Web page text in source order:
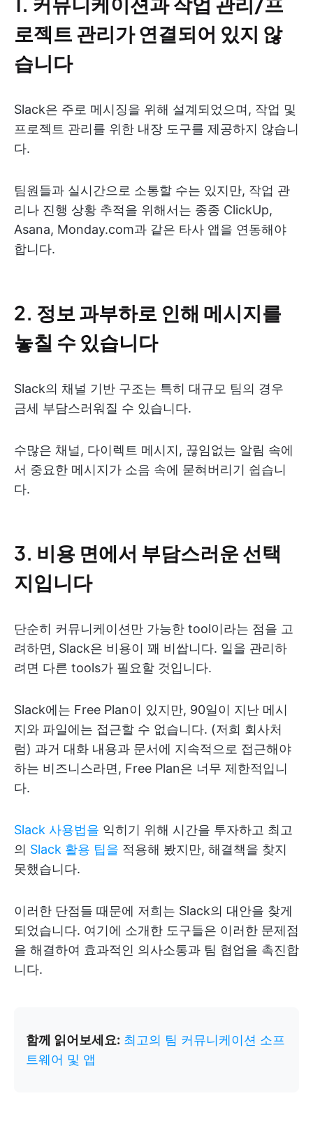
로젝트 관리가 연결되어 있지 않
습니다
Slack은 주로 메시징을 위해 설계되었으며, 작업 및
프로젝트 관리를 위한 내장 도구를 제공하지 않습니
다.
팀원들과 실시간으로 소통할 수는 있지만, 작업 관
리나 진행 상황 추적을 위해서는 종종 ClickUp,
Asana, Monday.com과 같은 타사 앱을 연동해야
합니다.
2. 정보 과부하로 인해 메시지를
놓칠 수 있습니다
Slack의 채널 기반 구조는 특히 대규모 팀의 경우
금세 부담스러워질 수 있습니다.
수많은 채널, 다이렉트 메시지, 끊임없는 알림 속에
서 중요한 메시지가 소음 속에 묻혀버리기 쉽습니
다.
3. 비용 면에서 부담스러운 선택
지입니다
단순히 커뮤니케이션만 가능한 tool이라는 점을 고
려하면, Slack은 비용이 꽤 비쌉니다. 일을 관리하
려면 다른 tools가 필요할 것입니다.
Slack에는 Free Plan이 있지만, 90일이 지난 메시
지와 파일에는 접근할 수 없습니다. (저희 회사처
럼) 과거 대화 내용과 문서에 지속적으로 접근해야
하는 비즈니스라면, Free Plan은 너무 제한적입니
다.
Slack 사용법을 익히기 위해 시간을 투자하고 최고
의 Slack 활용 팁을 적용해 봤지만, 해결책을 찾지
못했습니다.
이러한 단점들 때문에 저희는 Slack의 대안을 찾게
되었습니다. 여기에 소개한 도구들은 이러한 문제점
을 해결하여 효과적인 의사소통과 팀 협업을 촉진합
니다.
함께 읽어보세요: 최고의 팀 커뮤니케이션 소프
트웨어 및 앱